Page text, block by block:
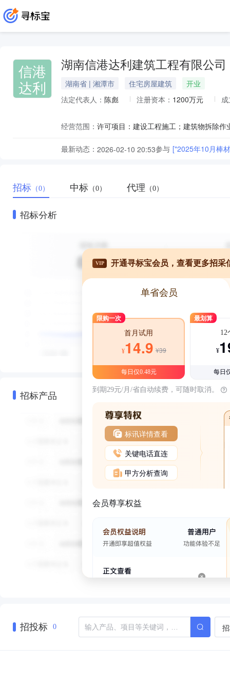
信港
达利
湖南信港达利建筑工程有限公司
湖南省 | 湘潭市 住宅房屋建筑
开业
法定代表人： 陈彪 注册资本： 1200万元
经营范围：
最新动态： 2026-02-10 20:53参与 ["2025年10月棒
招标 （0） 中标 （0） 代理 （0）
招标分析
招标产品
VIP 开通寻标宝会员，查看更多招采
单省会员
限购一次
首月试用
¥14.9 ¥39
每日仅0.48元
最划算
12
¥
每日
到期29元/月/省自动续费，可随时取消。
标讯详情查看
关键电话直连
甲方分析查询
会员尊享权益
招投标 0